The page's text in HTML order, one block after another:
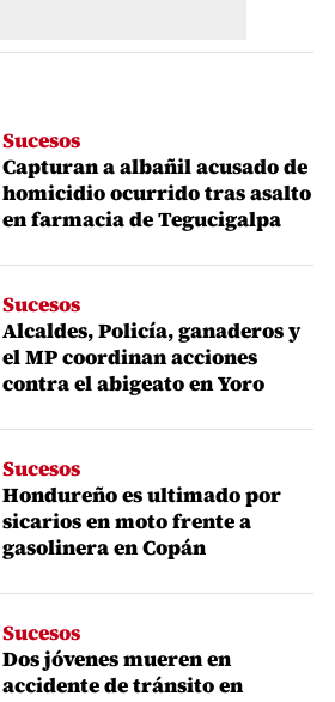
Sucesos
Capturan a albañil acusado de
homicidio ocurrido tras asalto
en farmacia de Tegucigalpa
Sucesos
Alcaldes, Policía, ganaderos y
el MP coordinan acciones
contra el abigeato en Yoro
Sucesos
Hondureño es ultimado por
sicarios en moto frente a
gasolinera en Copán
Sucesos
Dos jóvenes mueren en
accidente de tránsito en